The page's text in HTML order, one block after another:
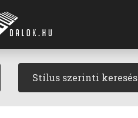
Stílus szerinti keresés